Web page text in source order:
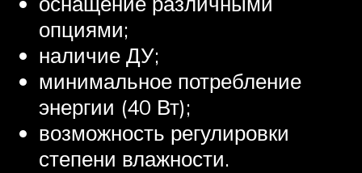
опциями;
наличие ДУ;
минимальное потребление
энергии (40 Вт);
возможность регулировки
степени влажности.